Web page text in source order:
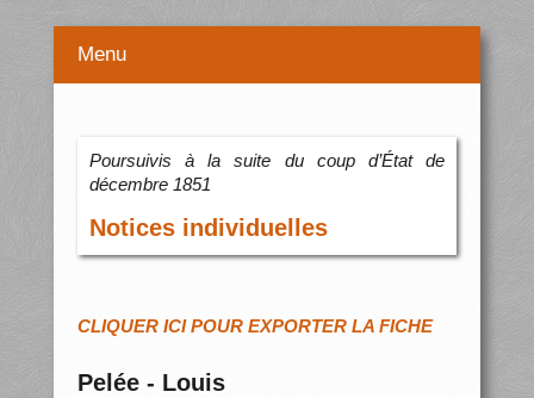
Menu
Poursuivis à la suite du coup d’État de
décembre 1851
Notices individuelles
CLIQUER ICI POUR EXPORTER LA FICHE
Pelée - Louis